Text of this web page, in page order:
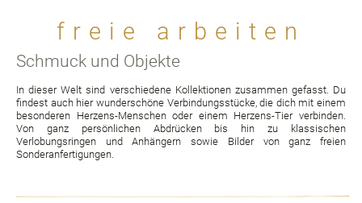
freie arbeiten
Schmuck und Objekte
In dieser Welt sind verschiedene Kollektionen zusammen gefasst. Du
findest auch hier wunderschöne Verbindungsstücke, die dich mit einem
besonderen Herzens-Menschen oder einem Herzens-Tier verbinden.
Von ganz persönlichen Abdrücken bis hin zu klassischen
Verlobungsringen und Anhängern sowie Bilder von ganz freien
Sonderanfertigungen.